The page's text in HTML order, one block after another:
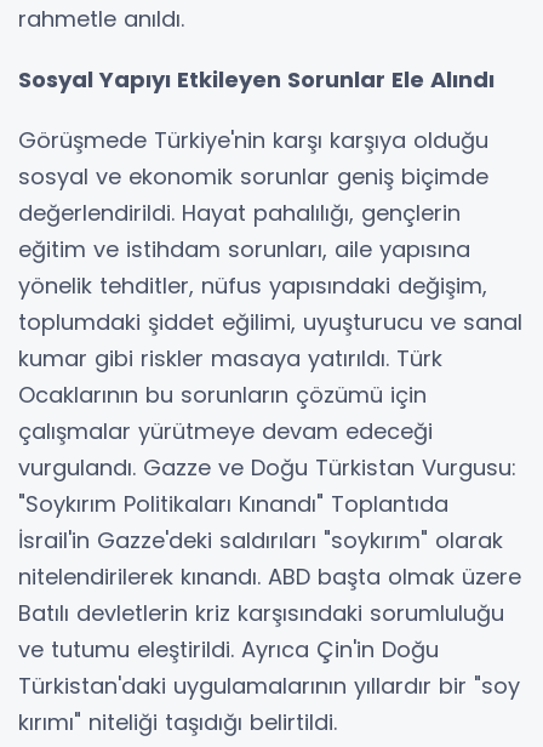
rahmetle anıldı.
Sosyal Yapıyı Etkileyen Sorunlar Ele Alındı
Görüşmede Türkiye'nin karşı karşıya olduğu
sosyal ve ekonomik sorunlar geniş biçimde
değerlendirildi. Hayat pahalılığı, gençlerin
eğitim ve istihdam sorunları, aile yapısına
yönelik tehditler, nüfus yapısındaki değişim,
toplumdaki şiddet eğilimi, uyuşturucu ve sanal
kumar gibi riskler masaya yatırıldı. Türk
Ocaklarının bu sorunların çözümü için
çalışmalar yürütmeye devam edeceği
vurgulandı. Gazze ve Doğu Türkistan Vurgusu:
"Soykırım Politikaları Kınandı" Toplantıda
İsrail'in Gazze'deki saldırıları "soykırım" olarak
nitelendirilerek kınandı. ABD başta olmak üzere
Batılı devletlerin kriz karşısındaki sorumluluğu
ve tutumu eleştirildi. Ayrıca Çin'in Doğu
Türkistan'daki uygulamalarının yıllardır bir "soy
kırımı" niteliği taşıdığı belirtildi.